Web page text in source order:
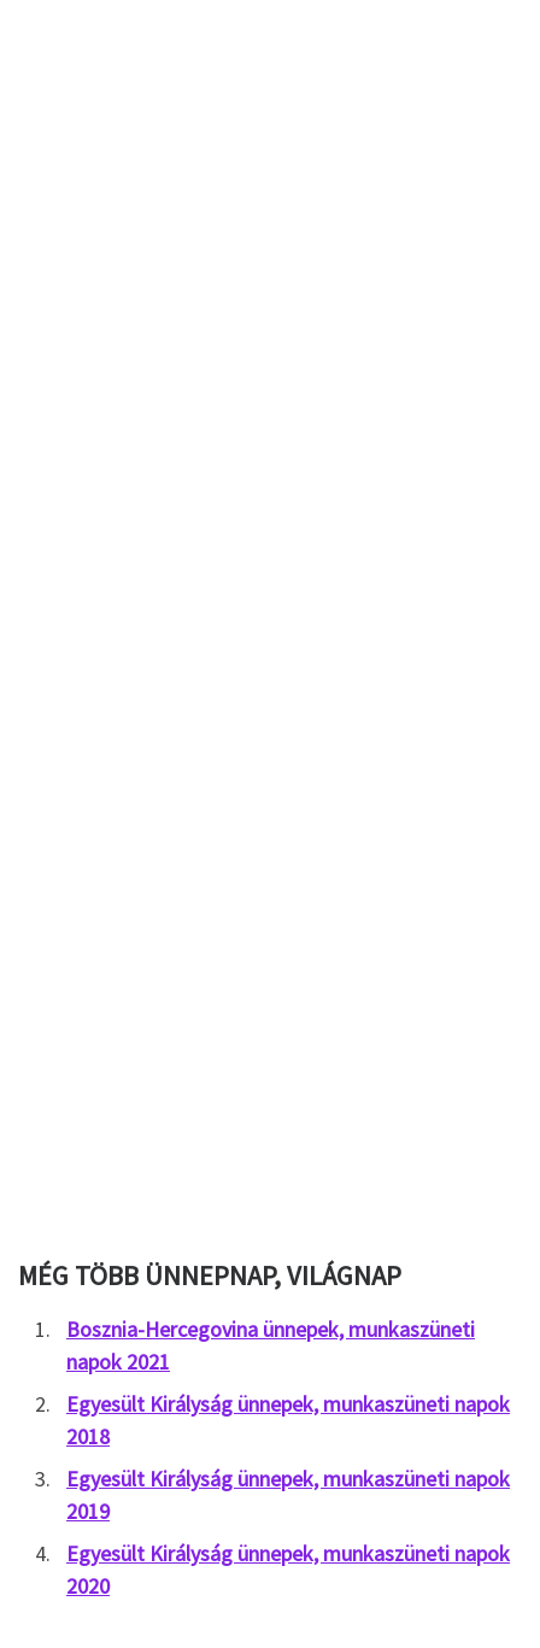
MÉG TÖBB ÜNNEPNAP, VILÁGNAP
Bosznia-Hercegovina ünnepek, munkaszüneti
napok 2021
Egyesült Királyság ünnepek, munkaszüneti napok
2018
Egyesült Királyság ünnepek, munkaszüneti napok
2019
Egyesült Királyság ünnepek, munkaszüneti napok
2020